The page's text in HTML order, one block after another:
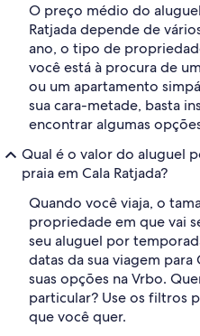
O preço médio do
Ratjada depende de
ano, o tipo de
você está à procura de
ou um apartamento
sua cara-metade, basta
encontrar algumas
Qual é o valor do aluguel
praia em Cala Ratjada?
Quando você viaja, o
propriedade em que vai
seu aluguel por
datas da sua viagem para
suas opções na Vrbo.
particular? Use os filtros
que você quer.